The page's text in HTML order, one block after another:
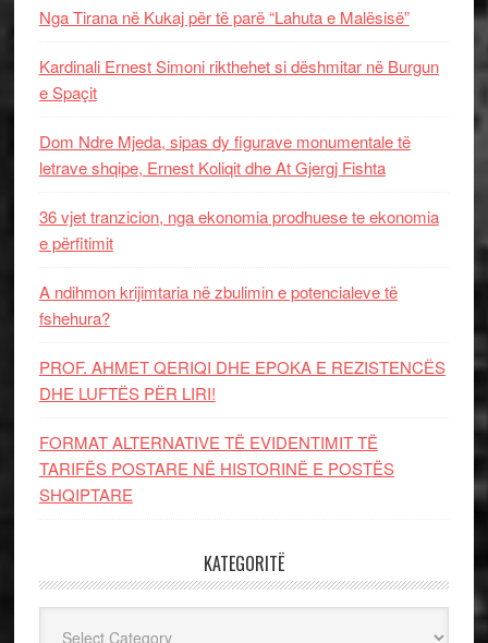
Nga Tirana në Kukaj për të parë “Lahuta e Malësisë”
Kardinali Ernest Simoni rikthehet si dëshmitar në Burgun
e Spaçit
Dom Ndre Mjeda, sipas dy figurave monumentale të
letrave shqipe, Ernest Koliqit dhe At Gjergj Fishta
36 vjet tranzicion, nga ekonomia prodhuese te ekonomia
e përfitimit
A ndihmon krijimtaria në zbulimin e potencialeve të
fshehura?
PROF. AHMET QERIQI DHE EPOKA E REZISTENCЁS
DHE LUFTЁS PЁR LIRI!
FORMAT ALTERNATIVE TË EVIDENTIMIT TË
TARIFËS POSTARE NË HISTORINË E POSTËS
SHQIPTARE
KATEGORITË